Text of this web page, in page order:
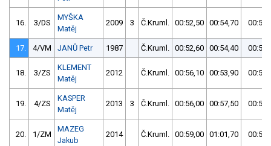
16. 3/DS
MYŠKA
Matěj
2009 3 Č.Kruml. 00:52,50 00:54,70
17. 4/VM JANŮ Petr 1987 Č.Kruml. 00:52,60 00:54,40
18. 3/ZS
KLEMENT
Matěj
2012 Č.Kruml. 00:56,10 00:53,90
19. 4/ZS
KASPER
Matěj
2013 3 Č.Kruml. 00:56,00 00:57,50
20. 1/ZM
MAZEG
Jakub
2014 Č.Kruml. 00:59,00 01:01,70